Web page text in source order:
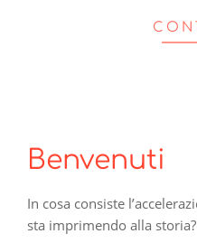
Benvenuti
In cosa consiste
sta imprimendo alla storia?